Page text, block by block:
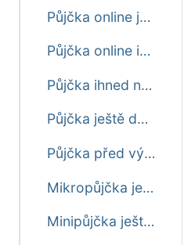
Půjčka online ještě dnes
Půjčka online ihned ještě dnes
Půjčka ihned na účet ještě dnes
Půjčka ještě dnes do výplaty
Půjčka před výplatou ještě dnes
Mikropůjčka ještě dnes
Minipůjčka ještě dnes